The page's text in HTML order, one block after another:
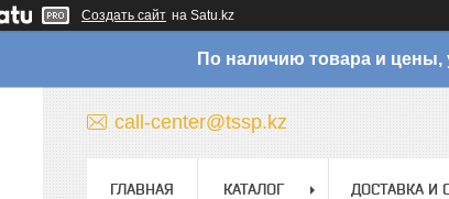
Создать сайт на Satu.kz
По наличию товара и цены,
call-center@tssp.kz
ГЛАВНАЯ КАТАЛОГ ДОСТАВКА И